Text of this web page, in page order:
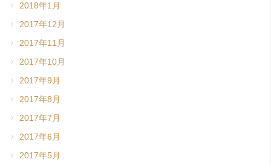
2018年1月
2017年12月
2017年11月
2017年10月
2017年9月
2017年8月
2017年7月
2017年6月
2017年5月